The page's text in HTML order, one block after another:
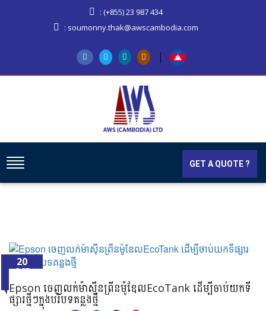
: (+855) 23 987 434
: soumonny.thak@awscambodia.com
GET A QUOTE ?
20
OCT
Epson ចេញលក់ម៉ាស៊ីនព្រីនម៉ូឌែលEcoTank ដើម្បីចាប់យកទី
ផ្សារថ្មីៗក្នុងបរិបទគន្លងថ្មី